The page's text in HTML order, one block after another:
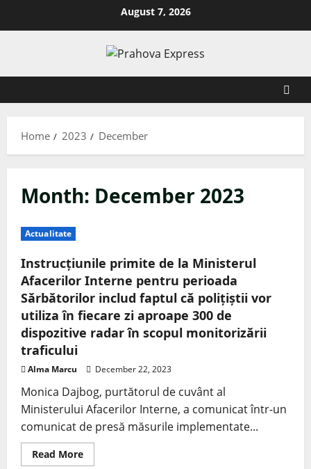
August 7, 2026
Home 2023 December
Month: December 2023
Actualitate
Instrucțiunile primite de la Ministerul
Afacerilor Interne pentru perioada
Sărbătorilor includ faptul că polițiștii vor
utiliza în fiecare zi aproape 300 de
dispozitive radar în scopul monitorizării
traficului
Alma Marcu December 22, 2023
Monica Dajbog, purtătorul de cuvânt al
Ministerului Afacerilor Interne, a comunicat într-un
comunicat de presă măsurile implementate...
Read More